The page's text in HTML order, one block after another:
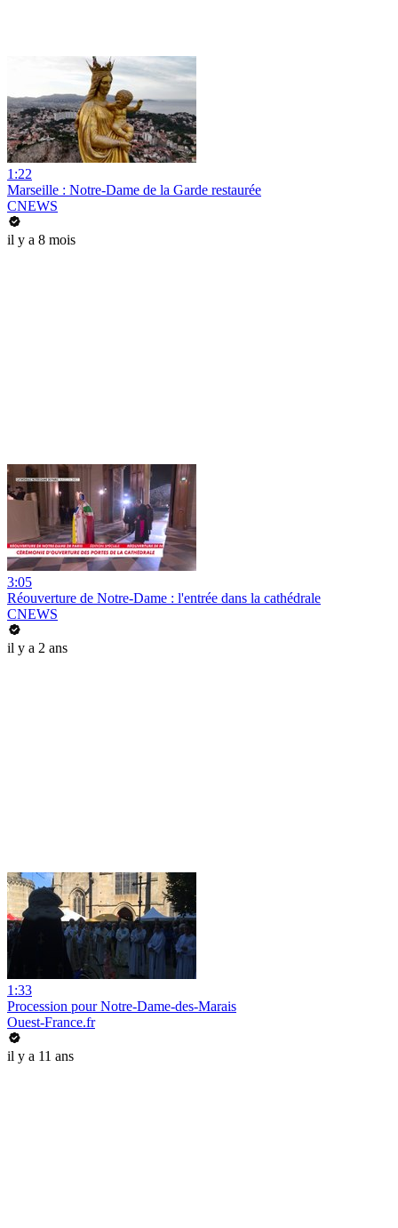
1:22
Marseille : Notre-Dame de la Garde restaurée
CNEWS
il y a 8 mois
3:05
Réouverture de Notre-Dame : l'entrée dans la cathédrale
CNEWS
il y a 2 ans
1:33
Procession pour Notre-Dame-des-Marais
Ouest-France.fr
il y a 11 ans